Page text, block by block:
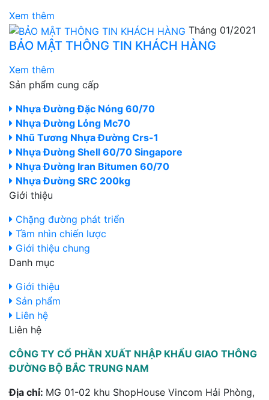
Xem thêm
Tháng 01/2021
BẢO MẬT THÔNG TIN KHÁCH HÀNG
Xem thêm
Sản phẩm cung cấp
Nhựa Đường Đặc Nóng 60/70
Nhựa Đường Lỏng Mc70
Nhũ Tương Nhựa Đường Crs-1
Nhựa Đường Shell 60/70 Singapore
Nhựa Đường Iran Bitumen 60/70
Nhựa Đường SRC 200kg
Giới thiệu
Chặng đường phát triển
Tầm nhìn chiến lược
Giới thiệu chung
Danh mục
Giới thiệu
Sản phẩm
Liên hệ
Liên hệ
CÔNG TY CỔ PHẦN XUẤT NHẬP KHẨU GIAO THÔNG
ĐƯỜNG BỘ BẮC TRUNG NAM
Địa chỉ: MG 01-02 khu ShopHouse Vincom Hải Phòng,